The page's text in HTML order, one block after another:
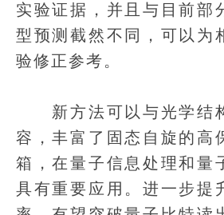
实验证据，并且与目前部
型预测截然不同，可以为
验修正参考。
新方法可以与光学结
容，丰富了固态自旋的高
箱，在量子信息处理和量
具有重要应用。进一步提